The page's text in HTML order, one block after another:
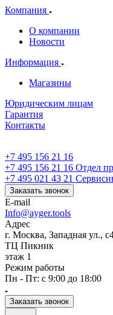
Компания
О компании
Новости
Информация
Магазины
Юридическим лицам
Гарантия
Контакты
+7 495 156 21 16
+7 495 156 21 16 Отдел
+7 495 021 43 21
Заказать звонок
E-mail
Info@ayger.tools
Адрес
г. Москва, Западная ул.,
ТЦ Пикник
этаж 1
Режим работы
Пн - Пт: с 9:00 до 18:00
Заказать звонок